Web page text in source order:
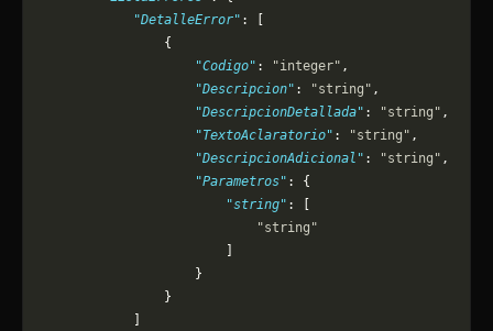
            "DetalleError"
: [
                {
                    "Codigo"
: "integer" ,
                    "Descripcion"
: "string" ,
                    "DescripcionDetallada"
: "string" ,
                    "TextoAclaratorio"
: "string" ,
                    "DescripcionAdicional"
: "string" ,
                    "Parametros"
: {
                        "string"
: [
                            "string"
                    }
                }